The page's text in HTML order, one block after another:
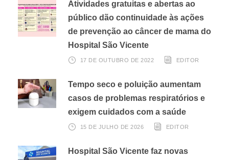
Atividades gratuitas e abertas ao
público dão continuidade às ações
de prevenção ao câncer de mama do
Hospital São Vicente
17 DE OUTUBRO DE 2022 EDITOR
Tempo seco e poluição aumentam
casos de problemas respiratórios e
exigem cuidados com a saúde
15 DE JULHO DE 2026 EDITOR
Hospital São Vicente faz novas